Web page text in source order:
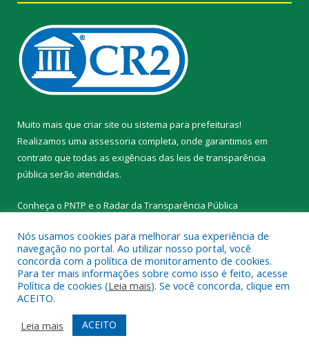
Muito mais que criar site ou sistema para prefeituras!
Realizamos uma assessoria completa, onde garantimos em
contrato que todas as exigências das leis de transparência
pública serão atendidas.
Conheça o PNTP e o Radar da Transparência Pública
Todos os direitos reservados a Prefeitura Municipal de Novo
Progresso.
Mapa do Site
Acessar Área Administrativa
Acessar Webmail
Nós usamos cookies para melhorar sua experiência de
navegação no portal. Ao utilizar nosso portal, você
concorda com a política de monitoramento de cookies.
Para ter mais informações sobre como isso é feito, acesse
Política de cookies (Leia mais). Se você concorda, clique em
ACEITO.
Leia mais
ACEITO